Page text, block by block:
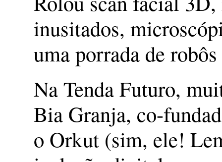
inusitados,
uma porrada de
Na Tenda Futuro,
Bia Granja, co-
o Orkut (sim, ele!